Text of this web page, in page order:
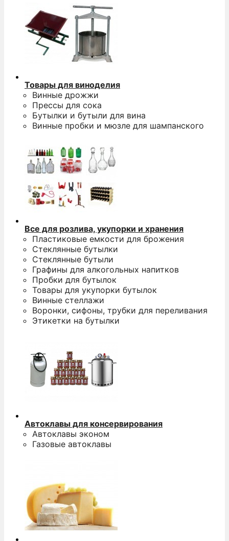
Товары для виноделия
Винные дрожжи
Прессы для сока
Бутылки и бутыли для вина
Винные пробки и мюзле для шампанского
Все для розлива, укупорки и хранения
Пластиковые емкости для брожения
Стеклянные бутылки
Стеклянные бутыли
Графины для алкогольных напитков
Пробки для бутылок
Товары для укупорки бутылок
Винные стеллажи
Воронки, сифоны, трубки для переливания
Этикетки на бутылки
Автоклавы для консервирования
Автоклавы эконом
Газовые автоклавы